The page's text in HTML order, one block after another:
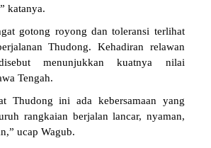
katanya.
gotong royong dan toleransi terlihat
Thudong. Kehadiran relawan
menunjukkan kuatnya nilai
Tengah.
Thudong ini ada kebersamaan yang
rangkaian berjalan lancar, nyaman,
ucap Wagub.